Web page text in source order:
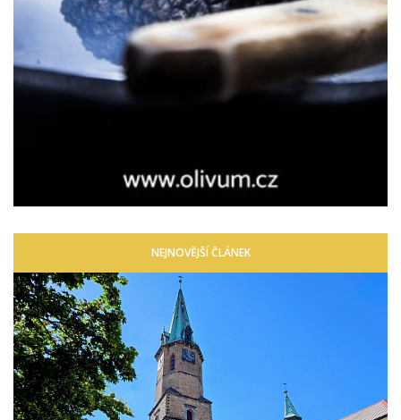
NEJNOVĚJŠÍ ČLÁNEK